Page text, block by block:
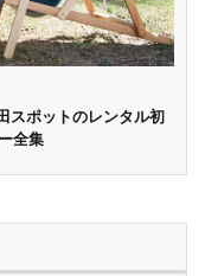
スポットのレンタル初
全集